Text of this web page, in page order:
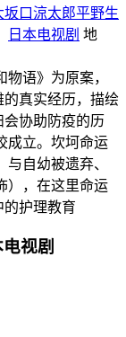
坂口涼太郎平野生
日本电视剧 地
语》为原案，
真实经历，描绘
协助防疫的历
立。坎坷命运
自幼被遗弃、
），在这里命运
护理教育
视剧